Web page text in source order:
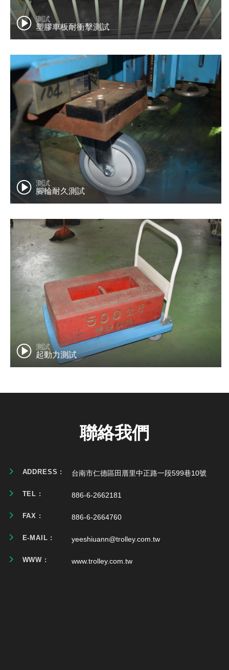
測試
塑膠車板耐衝擊測試
測試
腳輪耐久測試
測試
起動力測試
聯絡我們
ADDRESS : 台南市仁德區田厝里中正路一段599巷10號
TEL : 886-6-2662181
FAX : 886-6-2664760
E-MAIL : yeeshiuann@trolley.com.tw
WWW : www.trolley.com.tw